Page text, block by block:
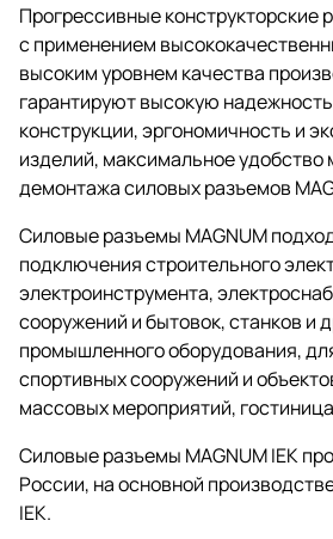
Прогрессивные конструкторские
с применением
высоким уровнем качества
гарантируют высокую
конструкции, эргономичность и
изделий, максимальное удобство
демонтажа силовых разъемов
Силовые разъемы MAGNUM
подключения строительного
электроинструмента,
сооружений и бытовок, станков и
промышленного оборудования,
спортивных сооружений и
массовых мероприятий,
Силовые разъемы MAGNUM IEK
России, на основной
IEK.